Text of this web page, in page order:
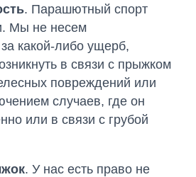
. Парашютный спорт
Мы не несем
за какой-либо ущерб,
в связи с прыжком
повреждений или
случаев, где он
или в связи с грубой
. У нас есть право не